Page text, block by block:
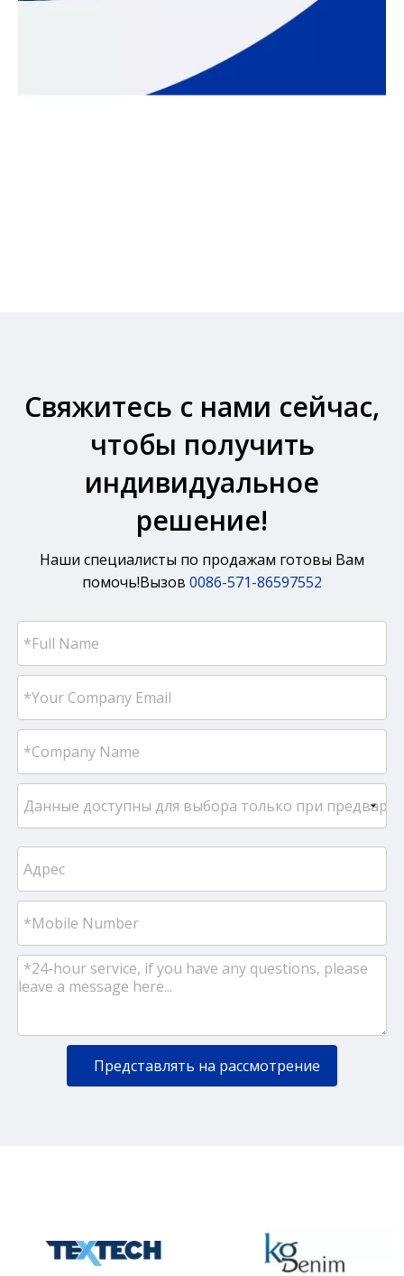
Свяжитесь с нами сейчас,
чтобы получить
индивидуальное
решение!
Наши специалисты по продажам готовы Вам
помочь!Вызов 0086-571-86597552
Представлять на рассмотрение